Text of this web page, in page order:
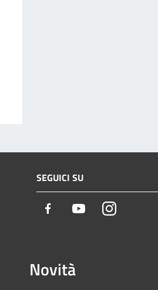
SEGUICI SU
Facebook YoutubeInstagram
Novità